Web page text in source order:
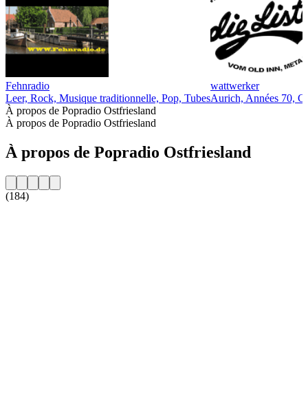
Fehnradio
Leer, Rock, Musique traditionnelle, Pop, Tubes
wattwerker
Aurich, Années 70,
À propos de Popradio Ostfriesland
À propos de Popradio Ostfriesland
À propos de Popradio Ostfriesland
(184)